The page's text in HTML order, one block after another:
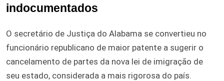
indocumentados
O secretário de Justiça do Alabama se convertieu no
funcionário republicano de maior patente a sugerir o
cancelamento de partes da nova lei de imigração de
seu estado, considerada a mais rigorosa do país.